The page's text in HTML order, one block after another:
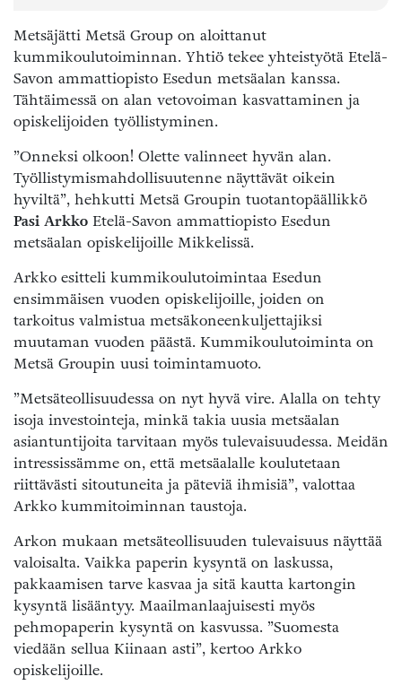
Metsäjätti Metsä Group on aloittanut
kummikoulutoiminnan. Yhtiö tekee yhteistyötä Etelä-
Savon ammattiopisto Esedun metsäalan kanssa.
Tähtäimessä on alan vetovoiman kasvattaminen ja
opiskelijoiden työllistyminen.
”Onneksi olkoon! Olette valinneet hyvän alan.
Työllistymismahdollisuutenne näyttävät oikein
hyviltä”, hehkutti Metsä Groupin tuotantopäällikkö
Pasi Arkko Etelä-Savon ammattiopisto Esedun
metsäalan opiskelijoille Mikkelissä.
Arkko esitteli kummikoulutoimintaa Esedun
ensimmäisen vuoden opiskelijoille, joiden on
tarkoitus valmistua metsäkoneenkuljettajiksi
muutaman vuoden päästä. Kummikoulutoiminta on
Metsä Groupin uusi toimintamuoto.
”Metsäteollisuudessa on nyt hyvä vire. Alalla on tehty
isoja investointeja, minkä takia uusia metsäalan
asiantuntijoita tarvitaan myös tulevaisuudessa. Meidän
intressissämme on, että metsäalalle koulutetaan
riittävästi sitoutuneita ja päteviä ihmisiä”, valottaa
Arkko kummitoiminnan taustoja.
Arkon mukaan metsäteollisuuden tulevaisuus näyttää
valoisalta. Vaikka paperin kysyntä on laskussa,
pakkaamisen tarve kasvaa ja sitä kautta kartongin
kysyntä lisääntyy. Maailmanlaajuisesti myös
pehmopaperin kysyntä on kasvussa. ”Suomesta
viedään sellua Kiinaan asti”, kertoo Arkko
opiskelijoille.